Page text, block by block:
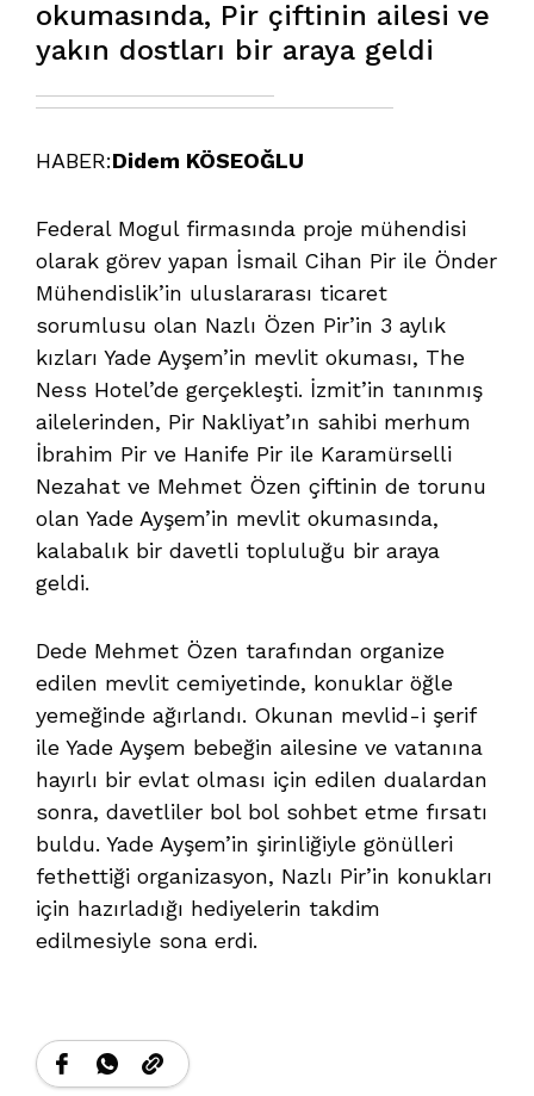
okumasında, Pir çiftinin ailesi ve
yakın dostları bir araya geldi
HABER:Didem KÖSEOĞLU
Federal Mogul firmasında proje mühendisi
olarak görev yapan İsmail Cihan Pir ile Önder
Mühendislik’in uluslararası ticaret
sorumlusu olan Nazlı Özen Pir’in 3 aylık
kızları Yade Ayşem’in mevlit okuması, The
Ness Hotel’de gerçekleşti. İzmit’in tanınmış
ailelerinden, Pir Nakliyat’ın sahibi merhum
İbrahim Pir ve Hanife Pir ile Karamürselli
Nezahat ve Mehmet Özen çiftinin de torunu
olan Yade Ayşem’in mevlit okumasında,
kalabalık bir davetli topluluğu bir araya
geldi.
Dede Mehmet Özen tarafından organize
edilen mevlit cemiyetinde, konuklar öğle
yemeğinde ağırlandı. Okunan mevlid-i şerif
ile Yade Ayşem bebeğin ailesine ve vatanına
hayırlı bir evlat olması için edilen dualardan
sonra, davetliler bol bol sohbet etme fırsatı
buldu. Yade Ayşem’in şirinliğiyle gönülleri
fethettiği organizasyon, Nazlı Pir’in konukları
için hazırladığı hediyelerin takdim
edilmesiyle sona erdi.